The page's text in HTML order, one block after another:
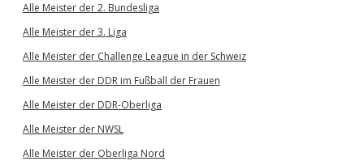
Alle Meister der 2. Bundesliga
Alle Meister der 3. Liga
Alle Meister der Challenge League in der Schweiz
Alle Meister der DDR im Fußball der Frauen
Alle Meister der DDR-Oberliga
Alle Meister der NWSL
Alle Meister der Oberliga Nord